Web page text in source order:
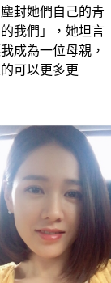
封她們自己的青
我們」，她坦言
成為一位母親，
可以更多更